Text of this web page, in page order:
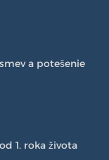
a potešenie
1. roka života